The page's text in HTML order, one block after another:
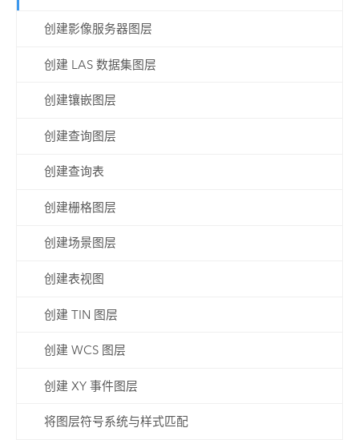
创建影像服务器图层
创建 LAS 数据集图层
创建镶嵌图层
创建查询图层
创建查询表
创建栅格图层
创建场景图层
创建表视图
创建 TIN 图层
创建 WCS 图层
创建 XY 事件图层
将图层符号系统与样式匹配